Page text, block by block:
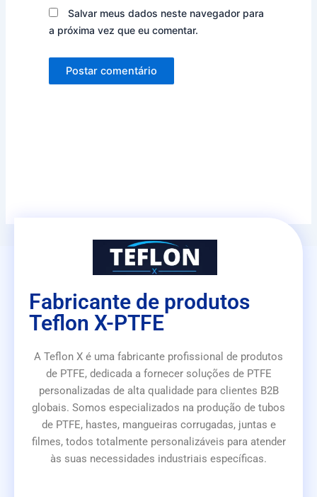
Salvar meus dados neste navegador para
a próxima vez que eu comentar.
Fabricante de produtos
Teflon X-PTFE
A Teflon X é uma fabricante profissional de produtos
de PTFE, dedicada a fornecer soluções de PTFE
personalizadas de alta qualidade para clientes B2B
globais. Somos especializados na produção de tubos
de PTFE, hastes, mangueiras corrugadas, juntas e
filmes, todos totalmente personalizáveis para atender
às suas necessidades industriais específicas.